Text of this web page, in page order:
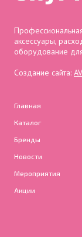
аксессуары,
оборудование
Создание сайта:
Главная
Каталог
Бренды
Новости
Мероприятия
Акции